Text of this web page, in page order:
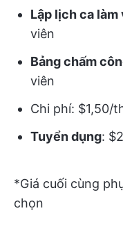
Lập lịch ca làm
viên
Bảng chấm
viên
Chi phí: $1,50/
Tuyển dụng:
*Giá cuối cùng
chọn